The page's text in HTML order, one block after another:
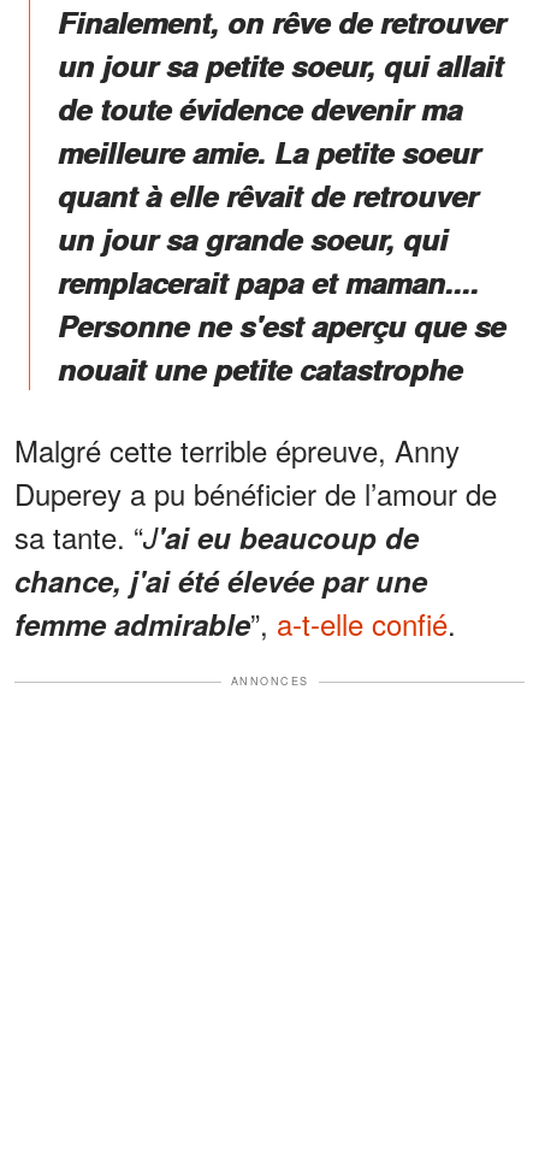
Finalement, on rêve de retrouver
un jour sa petite soeur, qui allait
de toute évidence devenir ma
meilleure amie. La petite soeur
quant à elle rêvait de retrouver
un jour sa grande soeur, qui
remplacerait papa et maman....
Personne ne s'est aperçu que se
nouait une petite catastrophe
Malgré cette terrible épreuve, Anny
Duperey a pu bénéficier de l’amour de
sa tante. “J'ai eu beaucoup de
chance, j'ai été élevée par une
femme admirable”, a-t-elle confié.
ANNONCES